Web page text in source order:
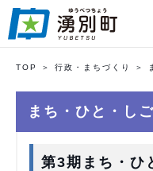
TOP 行政・まちづくり
まち・ひと・し
第3期まち・ひ